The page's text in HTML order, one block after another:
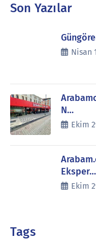
Son Yazılar
Nisan
N…
Ekim
Eksper…
Ekim
Tags